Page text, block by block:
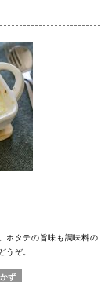
ホタテの旨味も調味料の
うぞ。
ず